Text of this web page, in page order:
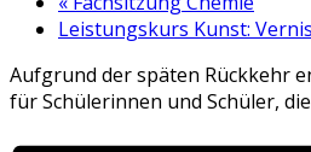
Leistungskurs Kunst:
Aufgrund der späten Rückkehr
für Schülerinnen und Schüler,